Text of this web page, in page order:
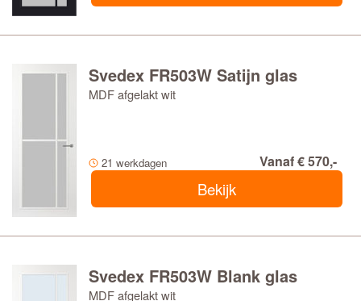
Svedex FR503W Satijn glas
MDF afgelakt wit
21 werkdagen Vanaf € 570,-
Bekijk
Svedex FR503W Blank glas
MDF afgelakt wit